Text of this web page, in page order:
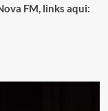
FM, links aqui: